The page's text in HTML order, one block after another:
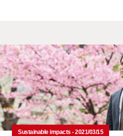
Sustainable impacts - 2021/03/15